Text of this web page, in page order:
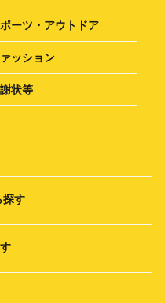
ーツ・アウトドア
ッション
状等
探す